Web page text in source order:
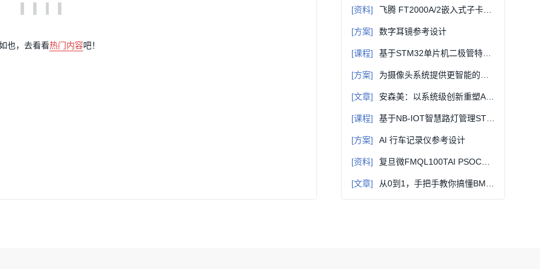
也，去看看热门内容吧！
[资料] 飞腾 FT2000A/2嵌入式子卡硬件手册 多实时系统选型参考
[方案] 数字耳镜参考设计
[课程] 基于STM32单片机二极管特性测量曲线显示设计软硬件设计原理讲解（附件含资料）
[方案] 为摄像头系统提供更智能的视觉和更敏锐的洞察力
[文章] 安森美：以系统级创新重塑AI供电与汽车架构
[课程] 基于NB-IOT智慧路灯管理STM32控制系统设计&原理讲解（附件含资料）
[方案] AI 行车记录仪参考设计
[资料] 复旦微FMQL100TAI PSOC开发套件硬件资料 PCIe/RapidIO 高速接口说明
[文章] 从0到1，手把手教你搞懂BMS均衡电路设计选型